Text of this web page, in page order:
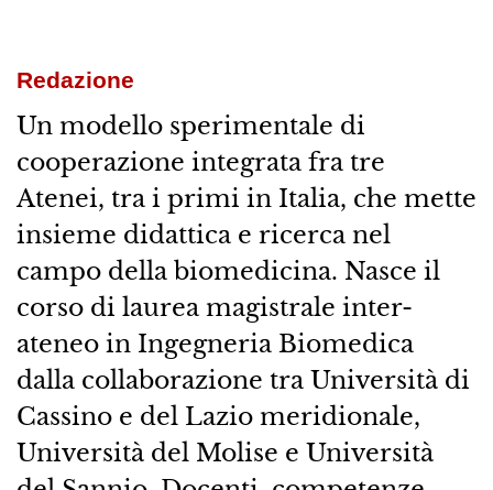
Redazione
Un modello sperimentale di
cooperazione integrata fra tre
Atenei, tra i primi in Italia, che mette
insieme didattica e ricerca nel
campo della biomedicina. Nasce il
corso di laurea magistrale inter-
ateneo in Ingegneria Biomedica
dalla collaborazione tra Università di
Cassino e del Lazio meridionale,
Università del Molise e Università